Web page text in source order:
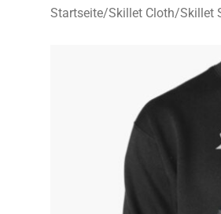
Startseite/Skillet Cloth/Skillet